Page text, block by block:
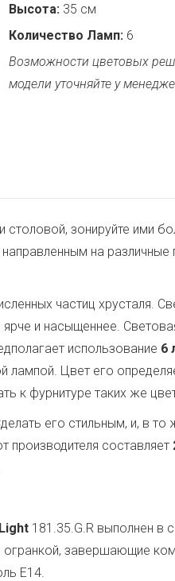
Высота: 35 см
Количество Ламп: 6
Возможности цветовых
модели уточняйте у
столовой, зонируйте ими
на
частиц хрусталя.
и насыщеннее.
использование 6
лампой. Цвет его
к фурнитуре таких же
его стильным, и, в
производителя составляет
181.35.G.R выполнен в
огранкой, завершающие
E14.